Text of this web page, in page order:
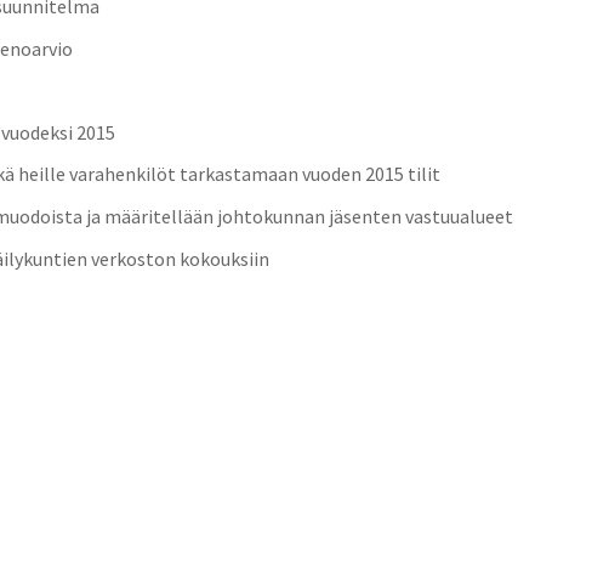
2015
heille varahenkilöt tarkastamaan vuoden 2015 tilit
ja määritellään johtokunnan jäsenten vastuualueet
verkoston kokouksiin